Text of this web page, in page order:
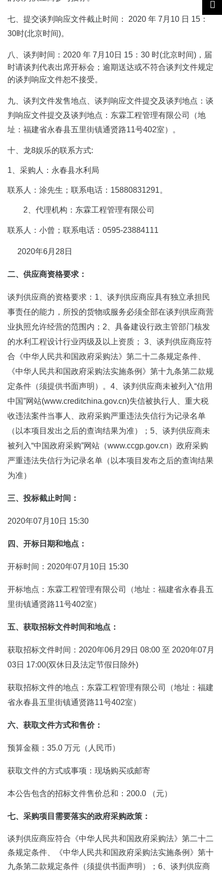
七、提交谈判响应文件截止时间： 2020 年 7 月 10 日 15 ：
30时(北京时间)。
八、谈判时间： 2020 年 7 月 10日 15 ： 30 时(北京时间)，届
时请谈判代表出席开标会；逾期送达或不符合谈判文件规定
的谈判响应文件恕不接受。
九、谈判文件发售地点、谈判响应文件提交及谈判地点：谈
判响应文件提交及谈判地点： 东霖工程管理有限公司
（地
址：福建省永春县五里街镇通贤路11号402室）。
十、龙8娱乐的联系方式:
1、采购人： 永春县水利局
联系人：涂先生；联系电话：15880831291。
2、代理机构： 东霖工程管理有限公司
联系人：小曾；联系电话：0595-23884111
2020年6月28日
二、供应商资格要求：
谈判供应商的资格要求：1、谈判供应商应具有独立承担民
事责任的能力，所投的货物或服务必须全部在谈判供应商营
业执照允许经营的范围内；2、具备建设行政主管部门核发
的水利工程设计行业丙级及以上资质； 3、谈判供应商应符
合《中华人民共和国政府采购法》第二十二条规定条件、
《中华人民共和国政府采购法实施条例》第十九条第二款规
定条件（须提供书面声明）。4、谈判供应商未被列入“信用
中国”网站(www.creditchina.gov.cn)失信被执行人、重大税
收违法案件当事人、政府采购严重违法失信行为记录名单
（以本项目发出之后的查询结果为准）；5、谈判供应商未
被列入“中国政府采购”网站（www.ccgp.gov.cn）政府采购
严重违法失信行为记录名单（以本项目发布之后的查询结果
为准）
三、投标截止时间：
2020年07月10日 15:30
四、开标日期和地点：
开标时间：2020年07月10日 15:30
开标地点：东霖工程管理有限公司（地址：福建省永春县五
里街镇通贤路11号402室）
五、获取招标文件时间和地点：
获取招标文件时间：2020年06月29日 08:00 至 2020年07月
03日 17:00(双休日及法定节假日除外)
获取招标文件的地点：东霖工程管理有限公司（地址：福建
省永春县五里街镇通贤路11号402室）
六、获取文件方式和售价：
预算金额：35.0 万元（人民币）
获取文件的方式或事项：现场购买或邮寄
本公告包含的招标文件售价总和：200.0 （元）
七、采购项目需要落实的政府采购政策：
谈判供应商应符合《中华人民共和国政府采购法》第二十二
条规定条件、《中华人民共和国政府采购法实施条例》第十
九条第二款规定条件（须提供书面声明）；6、谈判供应商